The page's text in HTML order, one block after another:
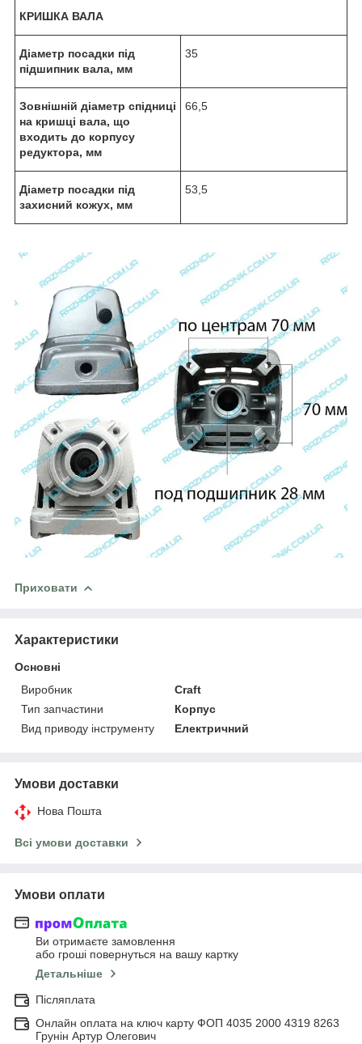
КРИШКА ВАЛА
Діаметр посадки під
підшипник вала, мм
35
Зовнішній діаметр спідниці
на кришці вала, що
входить до корпусу
редуктора, мм
66,5
Діаметр посадки під
захисний кожух, мм
53,5
Приховати
Характеристики
Основні
Виробник
Craft
Тип запчастини
Корпус
Вид приводу інструменту
Електричний
Умови доставки
Нова Пошта
Всі умови доставки
Умови оплати
Ви отримаєте замовлення
або гроші повернуться на вашу картку
Детальніше
Післяплата
Онлайн оплата на ключ карту ФОП 4035 2000 4319 8263
Грунін Артур Олегович